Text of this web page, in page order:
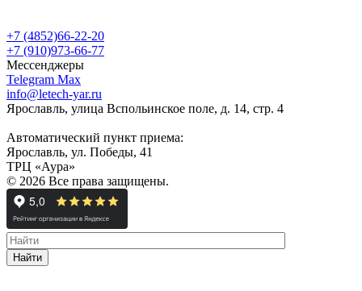
+7 (4852)66-22-20
+7 (910)973-66-77
Мессенджеры
Telegram Max
info@letech-yar.ru
Ярославль, улица Вспольинское поле, д. 14, стр. 4
Автоматический пункт приема:
Ярославль, ул. Победы, 41
ТРЦ «Аура»
© 2026 Все права защищены.
Найти